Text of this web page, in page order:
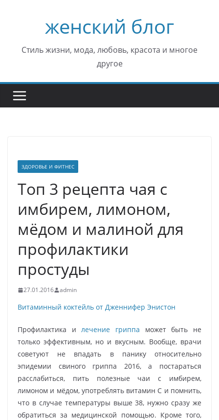
содержимомуженский блог
Стиль жизни, мода, любовь, красота и многое
другое
ЗДОРОВЬЕ И ФИТНЕС
Топ 3 рецепта чая с
имбирем, лимоном,
мёдом и малиной для
профилактики
простуды
27.01.2016 admin
Витаминный коктейль от Дженнифер Энистон
Профилактика илечение гриппа может быть не
только эффективным, но и вкусным. Вообще, врачи
советуют не впадать в панику относительно
эпидемии свиного гриппа 2016, а постараться
расслабиться, пить полезные чаи с имбирем,
лимоном и мёдом, употреблять витамин С и помнить,
что в случае температуры выше 38, нужно сразу же
обратиться за медицинской помощью. Кроме того,